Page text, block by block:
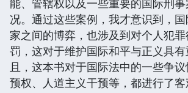
能、管辖权以及一些重要的国际刑
况。通过这些案例，我才意识到，
家之间的博弈，也涉及到对个人犯
罚，这对于维护国际和平与正义具
且，这本书对于国际法中的一些争
预权、人道主义干预等，都进行了